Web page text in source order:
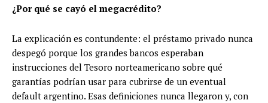
¿Por qué se cayó el megacrédito?
La explicación es contundente: el préstamo privado nunca
despegó porque los grandes bancos esperaban
instrucciones del Tesoro norteamericano sobre qué
garantías podrían usar para cubrirse de un eventual
default argentino. Esas definiciones nunca llegaron y, con